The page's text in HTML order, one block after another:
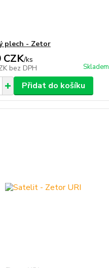
plech - Zetor
CZK/ks
bez DPH Skladem
Přidat do košíku